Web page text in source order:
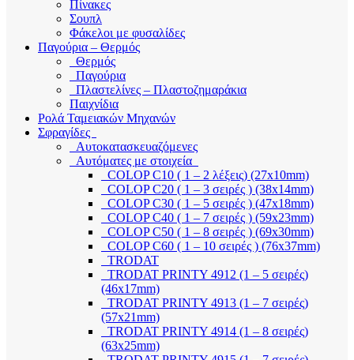
Πίνακες
Σουπλ
Φάκελοι με φυσαλίδες
Παγούρια – Θερμός
Θερμός
Παγούρια
Πλαστελίνες – Πλαστοζημαράκια
Παιχνίδια
Ρολά Ταμειακών Μηχανών
Σφραγίδες
Αυτοκατασκευαζόμενες
Αυτόματες με στοιχεία
COLOP C10 ( 1 – 2 λέξεις) (27x10mm)
COLOP C20 ( 1 – 3 σειρές ) (38x14mm)
COLOP C30 ( 1 – 5 σειρές ) (47x18mm)
COLOP C40 ( 1 – 7 σειρές ) (59x23mm)
COLOP C50 ( 1 – 8 σειρές ) (69x30mm)
COLOP C60 ( 1 – 10 σειρές ) (76x37mm)
TRODAT
TRODAT PRINTY 4912 (1 – 5 σειρές)
(46x17mm)
TRODAT PRINTY 4913 (1 – 7 σειρές)
(57x21mm)
TRODAT PRINTY 4914 (1 – 8 σειρές)
(63x25mm)